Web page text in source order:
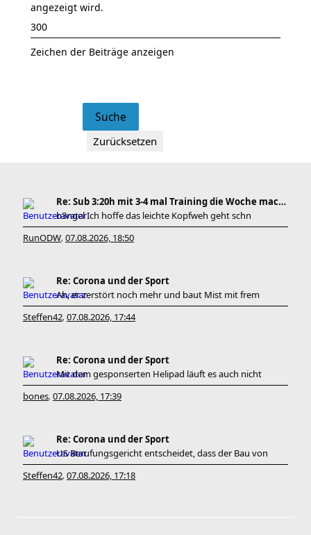
angezeigt wird.
Zeichen der Beiträge anzeigen
Re: Sub 3:20h mit 3-4 mal Training die Woche machb
b3ngel Ich hoffe das leichte Kopfweh geht schn
RunODW, 07.08.2026, 18:50
Re: Corona und der Sport
Ah, er zerstört noch mehr und baut Mist mit frem
Steffen42, 07.08.2026, 17:44
Re: Corona und der Sport
Mit dem gesponserten Helipad läuft es auch nicht
bones, 07.08.2026, 17:39
Re: Corona und der Sport
US Berufungsgericht entscheidet, dass der Bau von
Steffen42, 07.08.2026, 17:18